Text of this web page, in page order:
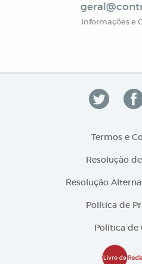
Informações e
Termos e
Resolução
Resolução
Política de
Política de